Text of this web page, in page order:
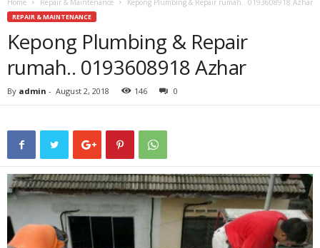
Home Repair & Maintenance Kepong Plumbing & Repair rumah.. 0193608918 Azhar
REPAIR & MAINTENANCE
Kepong Plumbing & Repair
rumah.. 0193608918 Azhar
By admin - August 2, 2018 146 0